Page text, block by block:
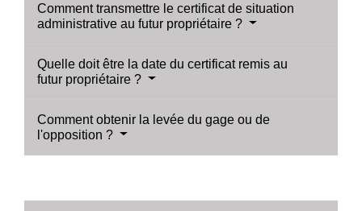
Comment transmettre le certificat de situation
administrative au futur propriétaire ?
Quelle doit être la date du certificat remis au
futur propriétaire ?
Comment obtenir la levée du gage ou de
l'opposition ?